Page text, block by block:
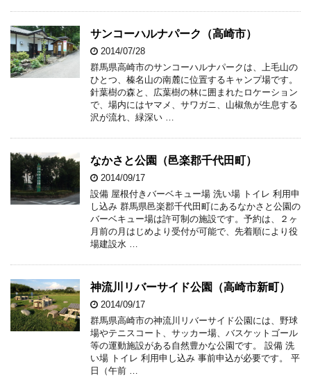
サンコーハルナパーク（高崎市）
2014/07/28
群馬県高崎市のサンコーハルナパークは、上毛山の
ひとつ、榛名山の南麓に位置するキャンプ場です。
針葉樹の森と、広葉樹の林に囲まれたロケーション
で、場内にはヤマメ、サワガニ、山椒魚が生息する
沢が流れ、緑深い …
なかさと公園（邑楽郡千代田町）
2014/09/17
設備 屋根付きバーベキュー場 洗い場 トイレ 利用申
し込み 群馬県邑楽郡千代田町にあるなかさと公園の
バーベキュー場は許可制の施設です。予約は、２ヶ
月前の月はじめより受付が可能で、先着順により役
場建設水 …
神流川リバーサイド公園（高崎市新町）
2014/09/17
群馬県高崎市の神流川リバーサイド公園には、野球
場やテニスコート、サッカー場、バスケットゴール
等の運動施設がある自然豊かな公園です。 設備 洗
い場 トイレ 利用申し込み 事前申込が必要です。 平
日（午前 …